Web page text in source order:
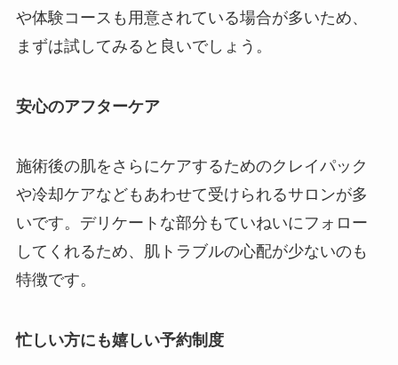
や体験コースも用意されている場合が多いため、
まずは試してみると良いでしょう。
安心のアフターケア
施術後の肌をさらにケアするためのクレイパック
や冷却ケアなどもあわせて受けられるサロンが多
いです。デリケートな部分もていねいにフォロー
してくれるため、肌トラブルの心配が少ないのも
特徴です。
忙しい方にも嬉しい予約制度